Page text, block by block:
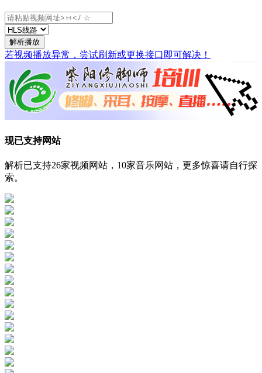
解析播放
若视频播放异常，尝试刷新或更换接口即可解决！
现已支持网站
解析已支持26家视频网站，10家音乐网站，更多惊喜请自行探
索。